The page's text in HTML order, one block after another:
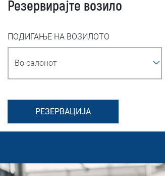
Резервирајте возило
ПОДИГАЊЕ НА ВОЗИЛОТО
РЕЗЕРВАЦИЈА